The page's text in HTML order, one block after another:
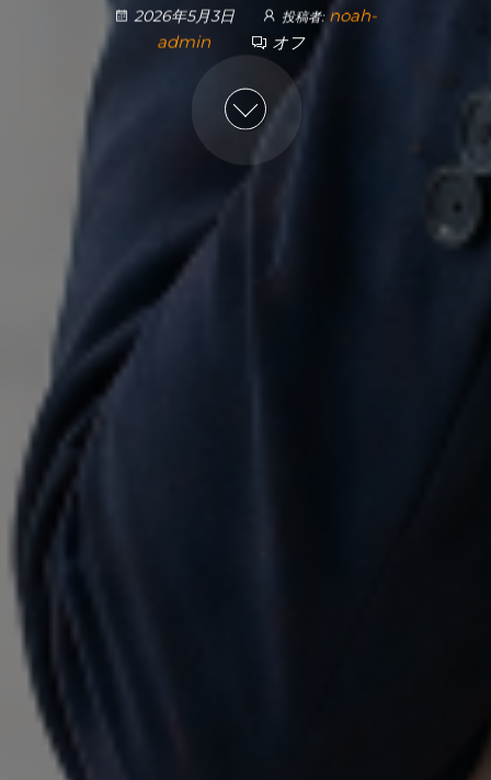
2026年5月3日 投稿者: noah-
admin
オフ